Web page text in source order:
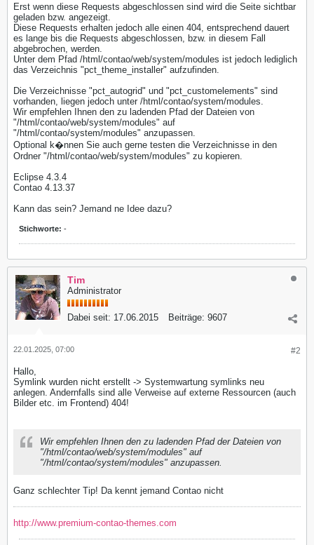
Erst wenn diese Requests abgeschlossen sind wird die Seite sichtbar
geladen bzw. angezeigt.
Diese Requests erhalten jedoch alle einen 404, entsprechend dauert
es lange bis die Requests abgeschlossen, bzw. in diesem Fall
abgebrochen, werden.
Unter dem Pfad /html/contao/web/system/modules ist jedoch lediglich
das Verzeichnis "pct_theme_installer" aufzufinden.
Die Verzeichnisse "pct_autogrid" und "pct_customelements" sind
vorhanden, liegen jedoch unter /html/contao/system/modules.
Wir empfehlen Ihnen den zu ladenden Pfad der Dateien von
"/html/contao/web/system/modules" auf
"/html/contao/system/modules" anzupassen.
Optional k�nnen Sie auch gerne testen die Verzeichnisse in den
Ordner "/html/contao/web/system/modules" zu kopieren.
Eclipse 4.3.4
Contao 4.13.37
Kann das sein? Jemand ne Idee dazu?
Stichworte: -
Tim
Administrator
Dabei seit: 17.06.2015 Beiträge: 9607
#2
22.01.2025, 07:00
Hallo,
Symlink wurden nicht erstellt -> Systemwartung symlinks neu
anlegen. Andernfalls sind alle Verweise auf externe Ressourcen (auch
Bilder etc. im Frontend) 404!
Wir empfehlen Ihnen den zu ladenden Pfad der Dateien von
"/html/contao/web/system/modules" auf
"/html/contao/system/modules" anzupassen.
Ganz schlechter Tip! Da kennt jemand Contao nicht
http://www.premium-contao-themes.com